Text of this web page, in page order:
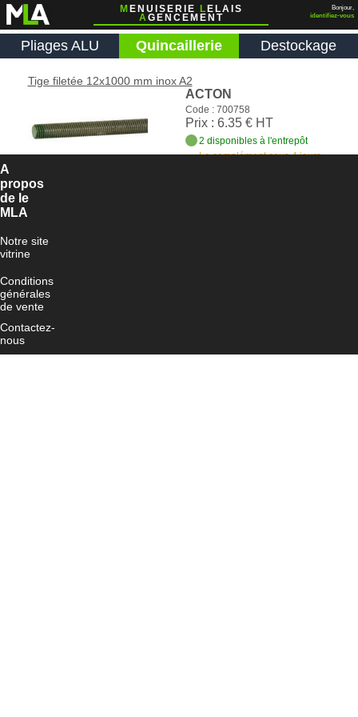
M ENUISERIE L ELAIS
AGENCEMENT
Bonjour,
identifiez-vous
Pliages ALU Quincaillerie Destockage
Tige filetée 12x1000 mm inox A2
ACTON
Code : 700758
Prix : 6.35 € HT
2 disponibles à l'entrepôt
Le complément sous 4 jours
A
propos
de le
MLA
Notre site
vitrine
Conditions
générales
de vente
Contactez-
nous